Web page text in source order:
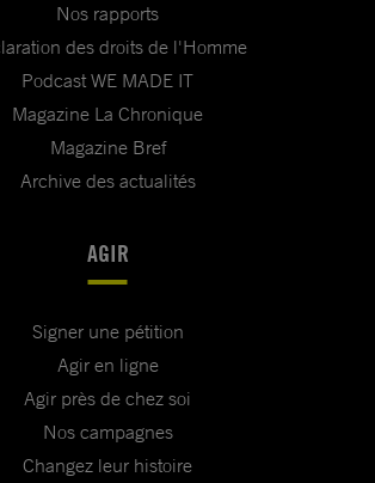
Nos rapports
des droits de l'Homme
Podcast WE MADE IT
Magazine La Chronique
Magazine Bref
Archive des actualités
AGIR
Signer une pétition
Agir en ligne
Agir près de chez soi
Nos campagnes
Changez leur histoire